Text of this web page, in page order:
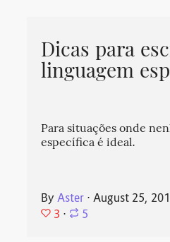
Dicas para
linguagem
Para situações onde
específica é ideal.
ByAster ⋅August 25,
3 ⋅ 5